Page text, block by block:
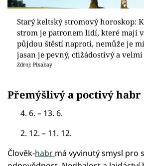
Starý keltský stromový horoskop:
strom je patronem lidí, které mají
půjdou štěstí naproti, nemůže je
jasan je pevný, ctižádostivý a
Zdroj: Pixabay
Přemýšlivý a poctivý habr
4. 6. – 13. 6.
2. 12. – 11. 12.
Člověk-habr má vyvinutý smysl pro